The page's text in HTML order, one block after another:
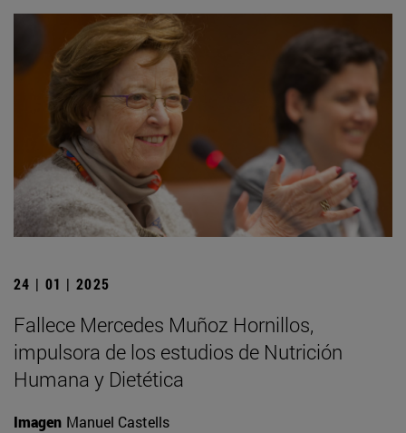
24 | 01 | 2025
Fallece Mercedes Muñoz Hornillos,
impulsora de los estudios de Nutrición
Humana y Dietética
Imagen Manuel Castells